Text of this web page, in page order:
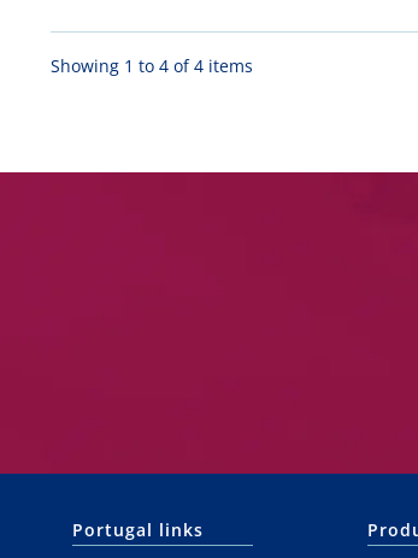
Showing 1 to 4 of 4 items
Portugal links